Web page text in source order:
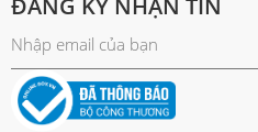
ĐĂNG KÝ NHẬN TIN